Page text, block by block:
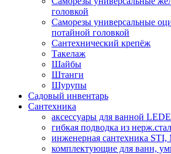
головкой
Саморезы универсальные
потайной головкой
Сантехнический крепёж
Такелаж
Шайбы
Штанги
Шурупы
Садовый инвентарь
Сантехника
аксессуары для ванной
гибкая подводка из
инженерная сантехника STI,
комплектующие для ванн,